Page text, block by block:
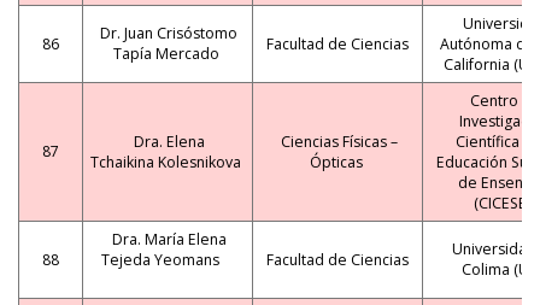
86
Dr. Juan Crisóstomo
Tapía Mercado
Facultad de Ciencias
Autónoma de
California
87
Dra. Elena
Tchaikina Kolesnikova
Ciencias Físicas –
Ópticas
Centro de
Científica y
Educación
de
(CICESE)
88
Dra. María Elena
Tejeda Yeomans
Facultad de Ciencias
Colima